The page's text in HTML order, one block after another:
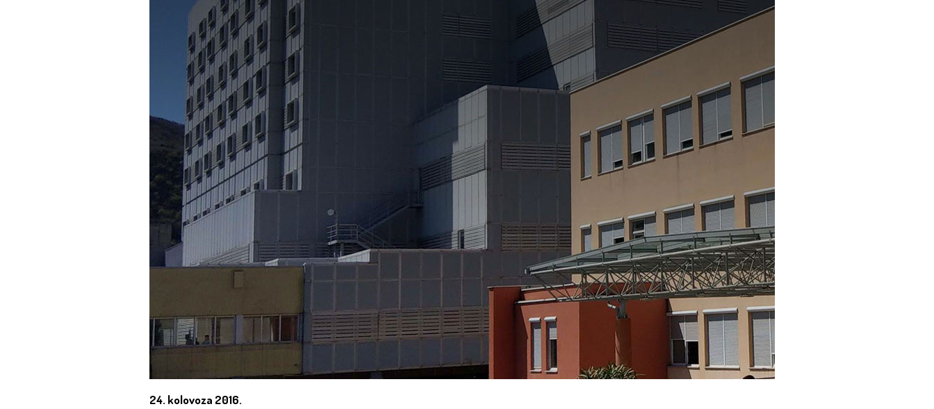
24. kolovoza 2016.